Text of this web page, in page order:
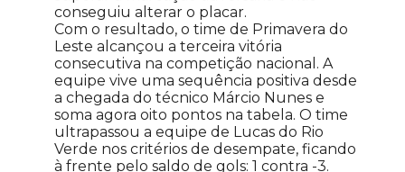
conseguiu alterar o placar.
Com o resultado, o time de Primavera do
Leste alcançou a terceira vitória
consecutiva na competição nacional. A
equipe vive uma sequência positiva desde
a chegada do técnico Márcio Nunes e
soma agora oito pontos na tabela. O time
ultrapassou a equipe de Lucas do Rio
Verde nos critérios de desempate, ficando
à frente pelo saldo de gols: 1 contra -3.